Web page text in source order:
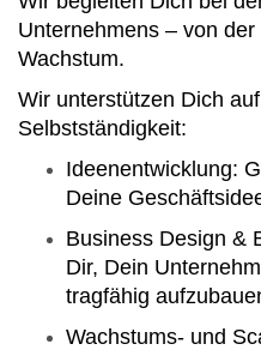
Unternehmens – von
Wachstum.
Wir unterstützen Dich
Selbstständigkeit:
Ideenentwicklung:
Deine
Business Design &
Dir, Dein
tragfähig
Wachstums- und